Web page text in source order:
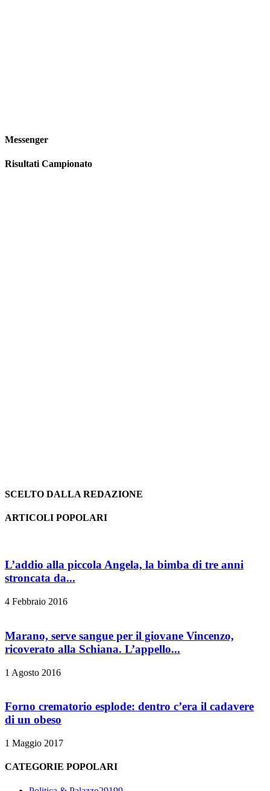
Messenger
Risultati Campionato
SCELTO DALLA REDAZIONE
ARTICOLI POPOLARI
L’addio alla piccola Angela, la bimba di tre anni
stroncata da...
4 Febbraio 2016
Marano, serve sangue per il giovane Vincenzo,
ricoverato alla Schiana. L’appello...
1 Agosto 2016
Forno crematorio esplode: dentro c’era il cadavere
di un obeso
1 Maggio 2017
CATEGORIE POPOLARI